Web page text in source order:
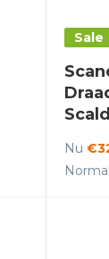
Sale
Nu